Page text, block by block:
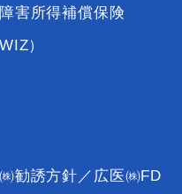
害所得補償保険
）
勧誘方針／広医㈱FD